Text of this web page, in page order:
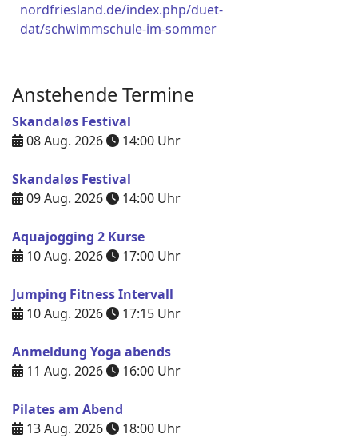
nordfriesland.de/index.php/duet-
dat/schwimmschule-im-sommer
Anstehende Termine
Skandaløs Festival
08 Aug. 2026
14:00 Uhr
Skandaløs Festival
09 Aug. 2026
14:00 Uhr
Aquajogging 2 Kurse
10 Aug. 2026
17:00 Uhr
Jumping Fitness Intervall
10 Aug. 2026
17:15 Uhr
Anmeldung Yoga abends
11 Aug. 2026
16:00 Uhr
Pilates am Abend
13 Aug. 2026
18:00 Uhr